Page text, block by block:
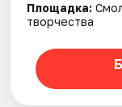
Площадка:
творчества